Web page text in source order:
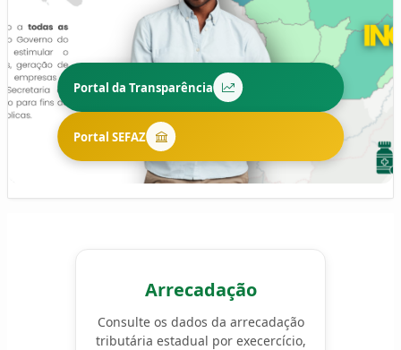
Portal da Transparência
Portal SEFAZ
Arrecadação
Consulte os dados da arrecadação
tributária estadual por execercício,